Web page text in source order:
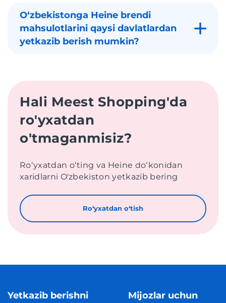
Oʻzbekistonga Heine brendi
mahsulotlarini qaysi davlatlardan
yetkazib berish mumkin?
Hali Meest Shopping'da
ro'yxatdan
o'tmaganmisiz?
Roʻyxatdan oʻting va Heine doʻkonidan
xaridlarni O'zbekiston yetkazib bering
Roʻyxatdan oʻtish
Yetkazib berishni
Mijozlar uchun